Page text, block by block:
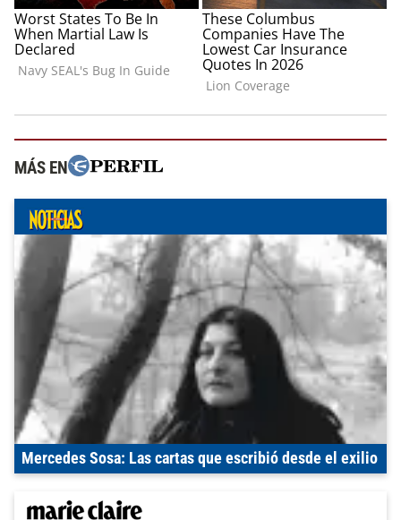
MÁS EN
Mercedes Sosa: Las cartas que escribió desde el exilio